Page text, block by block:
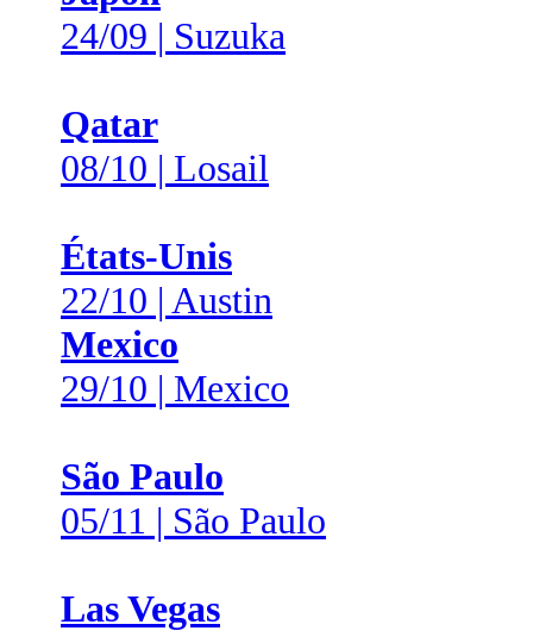
24/09 | Suzuka
Qatar
08/10 | Losail
États-Unis
22/10 | Austin
Mexico
29/10 | Mexico
São Paulo
05/11 | São Paulo
Las Vegas